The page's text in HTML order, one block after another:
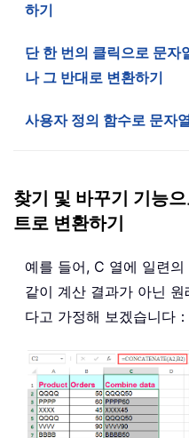
하기
단 한 번의 클릭으로 문자
나 그 반대로 변환하기
사용자 정의 함수로 문자
찾기 및 바꾸기 기능
트로 변환하기
예를 들어, C 열에 일련
같이 계산 결과가 아닌
다고 가정해 보겠습니다：